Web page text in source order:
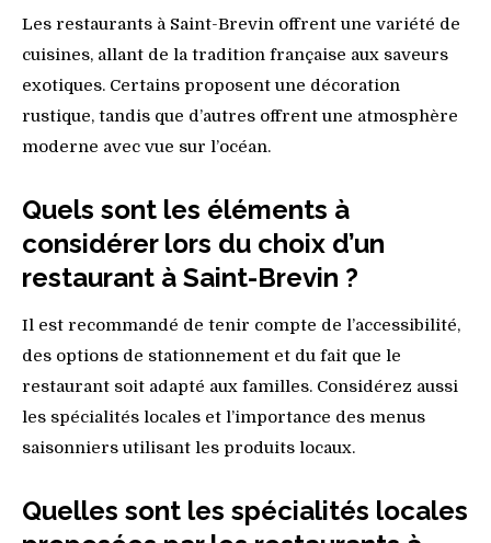
Les restaurants à Saint-Brevin offrent une variété de
cuisines, allant de la tradition française aux saveurs
exotiques. Certains proposent une décoration
rustique, tandis que d’autres offrent une atmosphère
moderne avec vue sur l’océan.
Quels sont les éléments à
considérer lors du choix d’un
restaurant à Saint-Brevin ?
Il est recommandé de tenir compte de l’accessibilité,
des options de stationnement et du fait que le
restaurant soit adapté aux familles. Considérez aussi
les spécialités locales et l’importance des menus
saisonniers utilisant les produits locaux.
Quelles sont les spécialités locales